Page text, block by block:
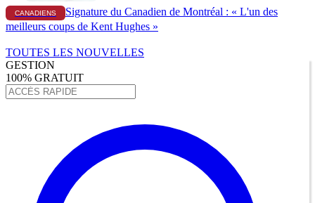
CANADIENS
Signature du Canadien de Montréal : « L'un des
meilleurs coups de Kent Hughes »
TOUTES LES NOUVELLES
GESTION
100% GRATUIT